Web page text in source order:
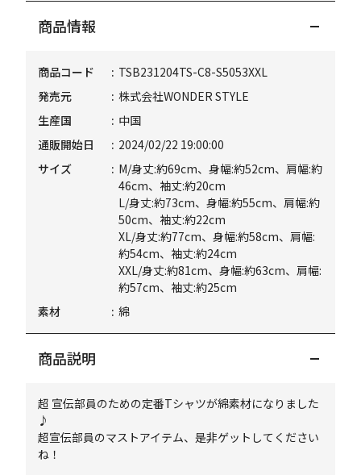
商品情報
商品コード
TSB231204TS-C8-S5053XXL
発売元
株式会社WONDER STYLE
生産国
中国
通販開始日
2024/02/22 19:00:00
サイズ
M/身丈:約69cm、身幅:約52cm、肩幅:約
46cm、袖丈:約20cm
L/身丈:約73cm、身幅:約55cm、肩幅:約
50cm、袖丈:約22cm
XL/身丈:約77cm、身幅:約58cm、肩幅:
約54cm、袖丈:約24cm
XXL/身丈:約81cm、身幅:約63cm、肩幅:
約57cm、袖丈:約25cm
素材
綿
商品説明
超 宣伝部員のための定番Tシャツが綿素材になりました
♪
超宣伝部員のマストアイテム、是非ゲットしてください
ね！